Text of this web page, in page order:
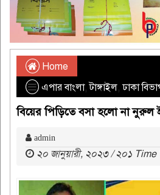
Home
এপার বাংলা,টাঙ্গাইল,ঢাকা
বিয়ের পিড়িতে বসা হলো না নুরুল
admin
২০ জানুয়ারী, ২০২৩ / ২০১